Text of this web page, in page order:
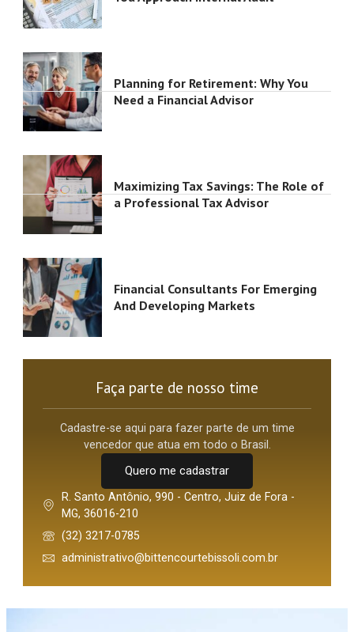
Planning for Retirement: Why You
Need a Financial Advisor
Maximizing Tax Savings: The Role of
a Professional Tax Advisor
Financial Consultants For Emerging
And Developing Markets
Faça parte de nosso time
Cadastre-se aqui para fazer parte de um time
vencedor que atua em todo o Brasil.
Quero me cadastrar
R. Santo Antônio, 990 - Centro, Juiz de Fora -
MG, 36016-210
(32) 3217-0785
administrativo@bittencourtebissoli.com.br